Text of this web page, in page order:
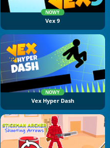
NOWY
Vex 9
NOWY
Vex Hyper Dash